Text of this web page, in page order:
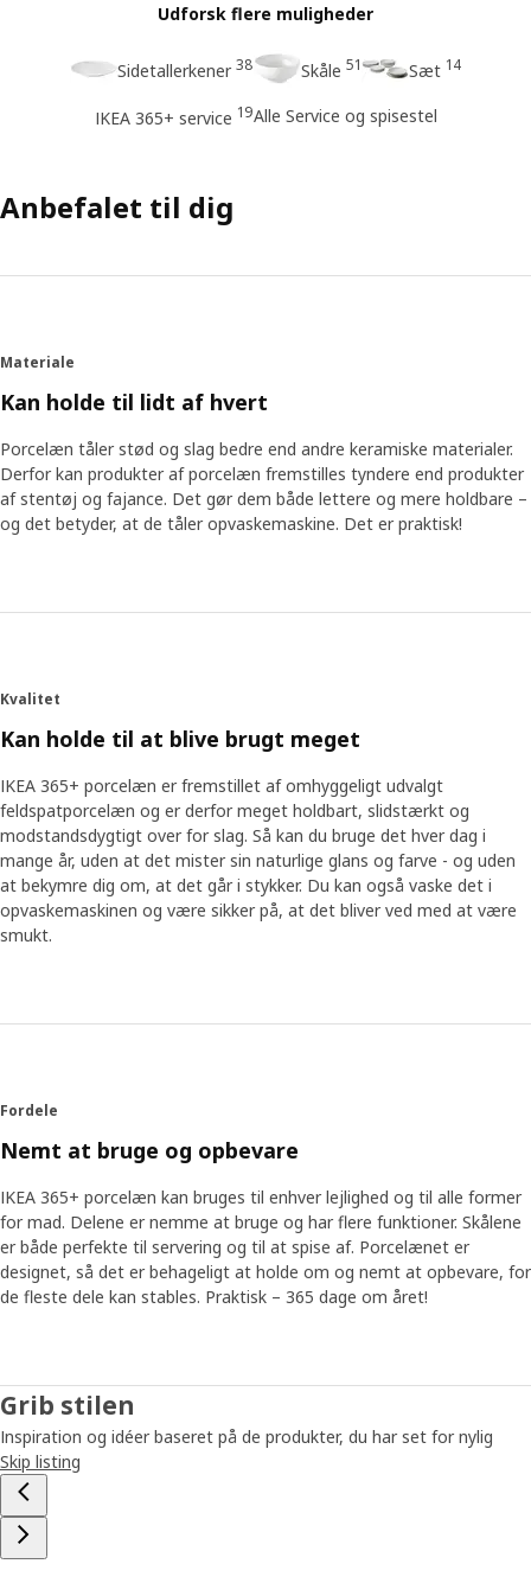
Udforsk flere muligheder
Sidetallerkener 38 Skåle 51 Sæt 14
IKEA 365+ service 19Alle Service og spisestel
Anbefalet til dig
Materiale
Kan holde til lidt af hvert
Porcelæn tåler stød og slag bedre end andre keramiske materialer.
Derfor kan produkter af porcelæn fremstilles tyndere end produkter
af stentøj og fajance. Det gør dem både lettere og mere holdbare –
og det betyder, at de tåler opvaskemaskine. Det er praktisk!
Kvalitet
Kan holde til at blive brugt meget
IKEA 365+ porcelæn er fremstillet af omhyggeligt udvalgt
feldspatporcelæn og er derfor meget holdbart, slidstærkt og
modstandsdygtigt over for slag. Så kan du bruge det hver dag i
mange år, uden at det mister sin naturlige glans og farve - og uden
at bekymre dig om, at det går i stykker. Du kan også vaske det i
opvaskemaskinen og være sikker på, at det bliver ved med at være
smukt.
Fordele
Nemt at bruge og opbevare
IKEA 365+ porcelæn kan bruges til enhver lejlighed og til alle former
for mad. Delene er nemme at bruge og har flere funktioner. Skålene
er både perfekte til servering og til at spise af. Porcelænet er
designet, så det er behageligt at holde om og nemt at opbevare, for
de fleste dele kan stables. Praktisk – 365 dage om året!
Grib stilen
Inspiration og idéer baseret på de produkter, du har set for nylig
Skip listing